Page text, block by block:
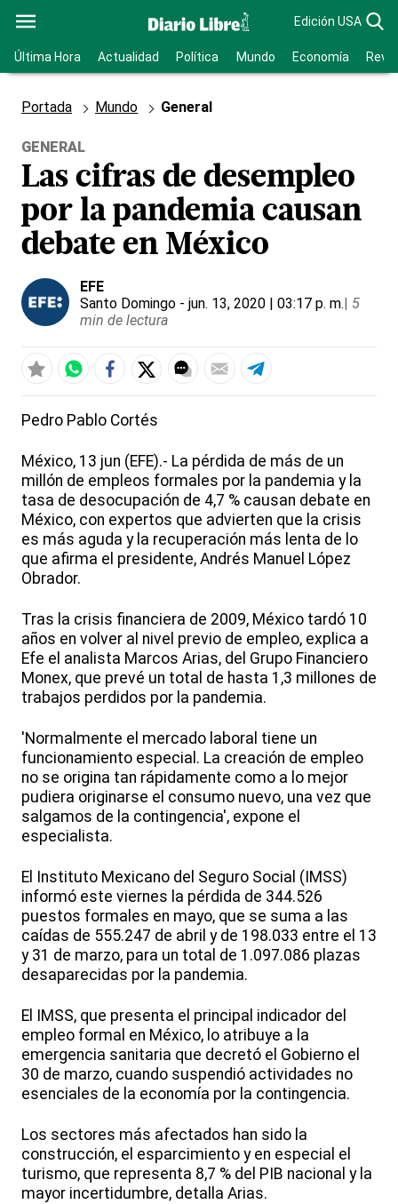
Edición USA
Última Hora Actualidad Política Mundo Economía
Portada Mundo General
GENERAL
Las cifras de desempleo
por la pandemia causan
debate en México
EFE
Santo Domingo - jun. 13, 2020 | 03:17 p. m.| 5
min de lectura
Pedro Pablo Cortés
México, 13 jun (EFE).- La pérdida de más de un
millón de empleos formales por la pandemia y la
tasa de desocupación de 4,7 % causan debate en
México, con expertos que advierten que la crisis
es más aguda y la recuperación más lenta de lo
que afirma el presidente, Andrés Manuel López
Obrador.
Tras la crisis financiera de 2009, México tardó 10
años en volver al nivel previo de empleo, explica a
Efe el analista Marcos Arias, del Grupo Financiero
Monex, que prevé un total de hasta 1,3 millones de
trabajos perdidos por la pandemia.
'Normalmente el mercado laboral tiene un
funcionamiento especial. La creación de empleo
no se origina tan rápidamente como a lo mejor
pudiera originarse el consumo nuevo, una vez que
salgamos de la contingencia', expone el
especialista.
El Instituto Mexicano del Seguro Social (IMSS)
informó este viernes la pérdida de 344.526
puestos formales en mayo, que se suma a las
caídas de 555.247 de abril y de 198.033 entre el 13
y 31 de marzo, para un total de 1.097.086 plazas
desaparecidas por la pandemia.
El IMSS, que presenta el principal indicador del
empleo formal en México, lo atribuye a la
emergencia sanitaria que decretó el Gobierno el
30 de marzo, cuando suspendió actividades no
esenciales de la economía por la contingencia.
Los sectores más afectados han sido la
construcción, el esparcimiento y en especial el
turismo, que representa 8,7 % del PIB nacional y la
mayor incertidumbre, detalla Arias.